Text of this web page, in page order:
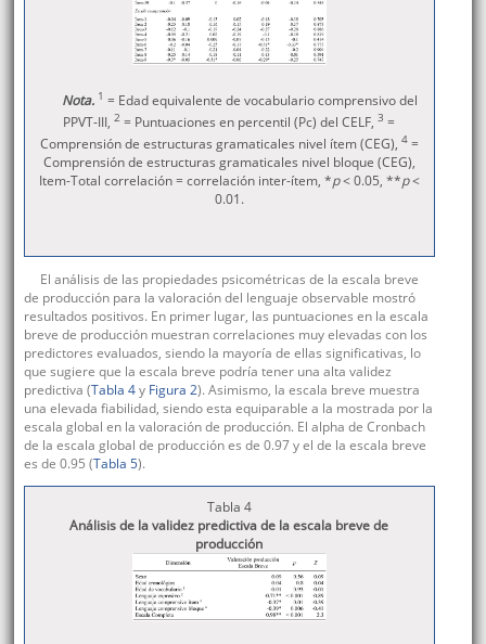
Nota. 1 = Edad equivalente de vocabulario comprensivo del
PPVT-III,2 = Puntuaciones en percentil (Pc) del CELF,3 =
Comprensión de estructuras gramaticales nivel ítem (CEG), 4=
Comprensión de estructuras gramaticales nivel bloque (CEG),
Item-Total correlación = correlación inter-ítem, *p< 0.05, **p<
0.01.
El análisis de las propiedades psicométricas de la escala breve
de producción para la valoración del lenguaje observable mostró
resultados positivos. En primer lugar, las puntuaciones en la escala
breve de producción muestran correlaciones muy elevadas con los
predictores evaluados, siendo la mayoría de ellas significativas, lo
que sugiere que la escala breve podría tener una alta validez
predictiva (Tabla 4y Figura 2). Asimismo, la escala breve muestra
una elevada fiabilidad, siendo esta equiparable a la mostrada por la
escala global en la valoración de producción. El alpha de Cronbach
de la escala global de producción es de 0.97 y el de la escala breve
es de 0.95 (Tabla 5).
Tabla 4
Análisis de la validez predictiva de la escala breve de
producción